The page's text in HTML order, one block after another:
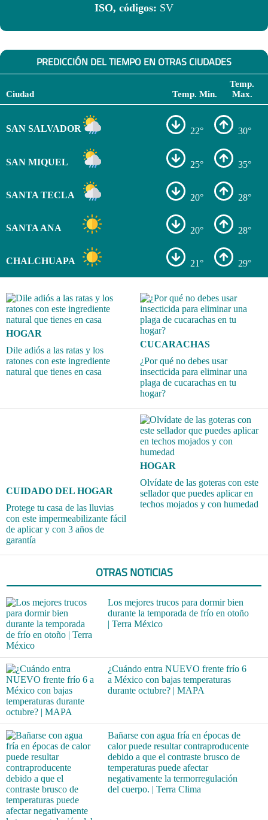
ISO, códigos: SV
PREDICCIÓN DEL TIEMPO EN OTRAS CIUDADES
Ciudad Temp. Min.
Temp.
Max.
SAN SALVADOR 22° 30°
SAN MIQUEL 25° 35°
SANTA TECLA 20° 28°
SANTA ANA 20° 28°
CHALCHUAPA 21° 29°
HOGAR
Dile adiós a las ratas y los
ratones con este ingrediente
natural que tienes en casa
CUCARACHAS
¿Por qué no debes usar
insecticida para eliminar una
plaga de cucarachas en tu
hogar?
CUIDADO DEL HOGAR
Protege tu casa de las lluvias
con este impermeabilizante fácil
de aplicar y con 3 años de
garantía
HOGAR
Olvídate de las goteras con este
sellador que puedes aplicar en
techos mojados y con humedad
OTRAS NOTICIAS
Los mejores trucos para dormir bien
durante la temporada de frío en otoño
| Terra México
¿Cuándo entra NUEVO frente frío 6
a México con bajas temperaturas
durante octubre? | MAPA
Bañarse con agua fría en épocas de
calor puede resultar contraproducente
debido a que el contraste brusco de
temperaturas puede afectar
negativamente la termorregulación
del cuerpo. | Terra Clima